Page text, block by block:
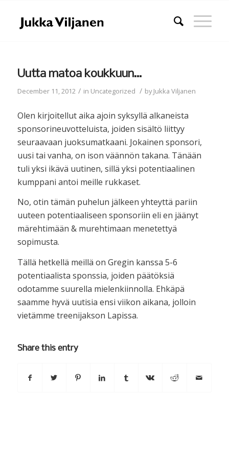
Uutta matoa koukkuun…
December 11, 2012 / in Uncategorized / byJukka Viljanen
Olen kirjoitellut aika ajoin syksyllä alkaneista
sponsorineuvotteluista, joiden sisältö liittyy
seuraavaan juoksumatkaani. Jokainen sponsori,
uusi tai vanha, on ison väännön takana. Tänään
tuli yksi ikävä uutinen, sillä yksi potentiaalinen
kumppani antoi meille rukkaset.
No, otin tämän puhelun jälkeen yhteyttä pariin
uuteen potentiaaliseen sponsoriin eli en jäänyt
märehtimään & murehtimaan menetettyä
sopimusta.
Tällä hetkellä meillä on Gregin kanssa 5-6
potentiaalista sponssia, joiden päätöksiä
odotamme suurella mielenkiinnolla. Ehkäpä
saamme hyvä uutisia ensi viikon aikana, jolloin
vietämme treenijakson Lapissa.
Share this entry